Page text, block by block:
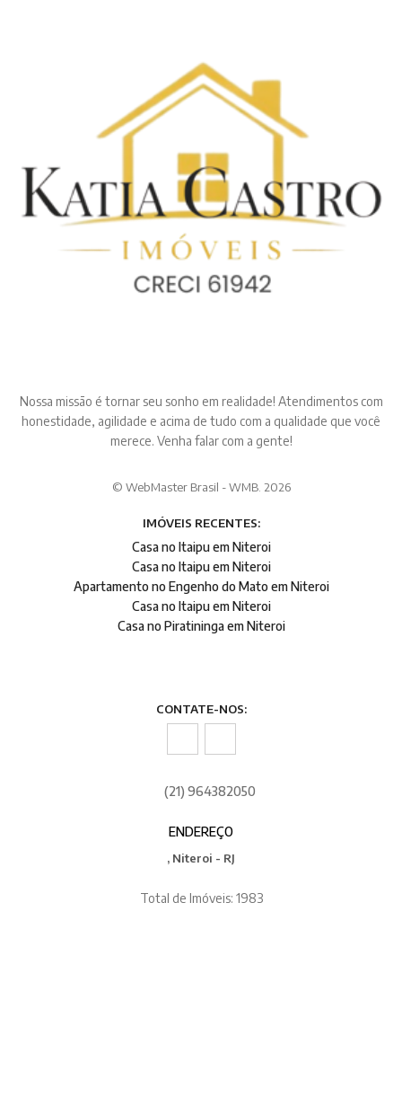
Nossa missão é tornar seu sonho em realidade! Atendimentos com
honestidade, agilidade e acima de tudo com a qualidade que você
merece. Venha falar com a gente!
© WebMaster Brasil - WMB. 2026
IMÓVEIS RECENTES:
Casa no Itaipu em Niteroi
Casa no Itaipu em Niteroi
Apartamento no Engenho do Mato em Niteroi
Casa no Itaipu em Niteroi
Casa no Piratininga em Niteroi
CONTATE-NOS:
(21) 964382050
ENDEREÇO
, Niteroi - RJ
Total de Imóveis: 1983